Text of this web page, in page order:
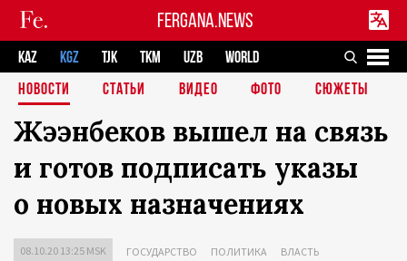
FERGANA.NEWS
KAZ KGZ TJK TKM UZB
WORLD
НОВОСТИ
СТАТЬИ ВИДЕО ФОТО СЮЖЕТЫ
Жээнбеков вышел на связь
и готов подписать указы
о новых назначениях
08.10.20 13:25 MSK ГОСУДАРСТВО ПОЛИТИКА ВЛАСТЬ